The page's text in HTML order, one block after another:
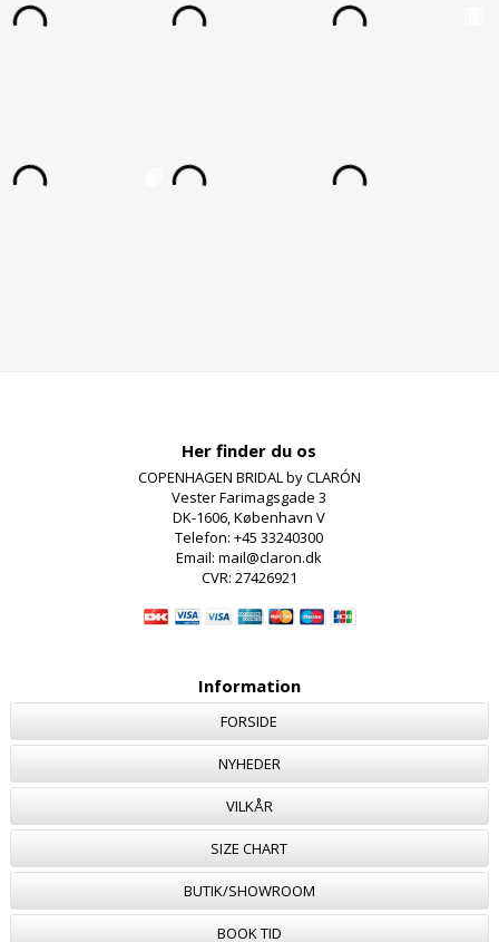
Her finder du os
COPENHAGEN BRIDAL by CLARÓN
Vester Farimagsgade 3
DK-1606, København V
Telefon: +45 33240300
Email: mail@claron.dk
CVR: 27426921
Information
FORSIDE
NYHEDER
VILKÅR
SIZE CHART
BUTIK/SHOWROOM
BOOK TID